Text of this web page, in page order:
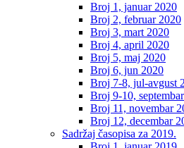
Broj 1, januar 2020
Broj 2, februar 2020
Broj 3, mart 2020
Broj 4, april 2020
Broj 5, maj 2020
Broj 6, jun 2020
Broj 7-8, jul-avgust
Broj 9-10,
Broj 11, novembar
Broj 12, decembar
Sadržaj časopisa za 2019.